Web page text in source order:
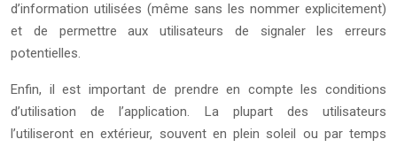
d’information utilisées (même sans les nommer explicitement)
et de permettre aux utilisateurs de signaler les erreurs
potentielles.
Enfin, il est important de prendre en compte les conditions
d’utilisation de l’application. La plupart des utilisateurs
l’utiliseront en extérieur, souvent en plein soleil ou par temps